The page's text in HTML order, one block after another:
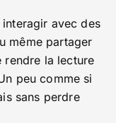
avec des
même partager
rendre la lecture
peu comme si
sans perdre